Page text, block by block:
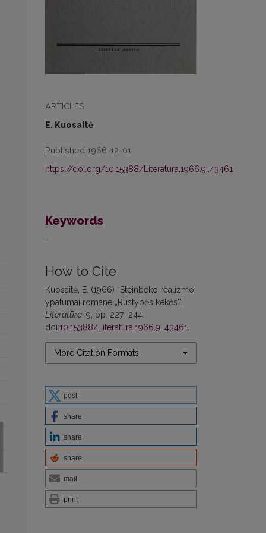
ARTICLES
E. Kuosaitė
Published 1966-12-01
https://doi.org/10.15388/Literatura.1966.9..43461
Keywords
-
How to Cite
Kuosaitė, E. (1966) “Steinbeko realizmo
ypatumai romane „Rūstybės kekės"”,
Literatūra , 9, pp. 227–244.
doi:10.15388/Literatura.1966.9. 43461
More Citation Formats
post
share
share
share
mail
print